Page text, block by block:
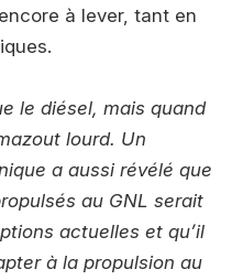
à lever, tant en
le diésel, mais quand
lourd. Un
a aussi révélé que
au GNL serait
actuelles et qu’il
à la propulsion au